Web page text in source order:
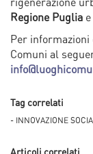
Regione Puglia
Per
Comuni al
Tag correlati
- INNOVAZIONE
Articoli correlati